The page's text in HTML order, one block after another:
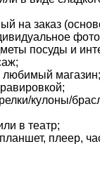
на заказ
посуды и
любимый магазин;
кулоны/
в театр;
плеер,